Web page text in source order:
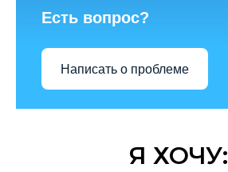
Есть вопрос?
Написать о проблеме
Я ХОЧУ: